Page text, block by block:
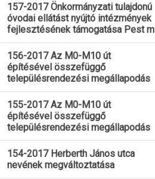
157-2017 Önkormányzati tulajdonú
óvodai ellátást nyújtó intézmények
fejlesztésének támogatása Pest m
156-2017 Az M0-M10 út
építésével összefüggő
településrendezési megállapodás
155-2017 Az M0-M10 út
építésével összefüggő
településrendezési megállapodás
154-2017 Herberth János utca
nevének megváltoztatása